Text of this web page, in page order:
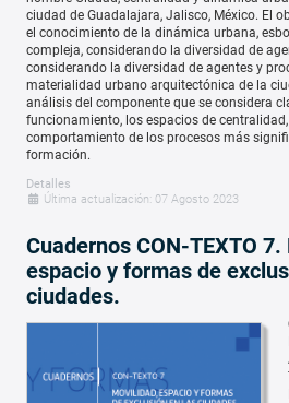
ciudad de Guadalajara, Jalisco, México. El
el conocimiento de la dinámica urbana,
compleja, considerando la diversidad de
considerando la diversidad de agentes y
materialidad urbano arquitectónica de la
análisis del componente que se considera
funcionamiento, los espacios de
comportamiento de los procesos más
formación.
Detalles
Última actualización: 07 Agosto 2023
Cuadernos CON-TEXTO
espacio y formas de
ciudades.